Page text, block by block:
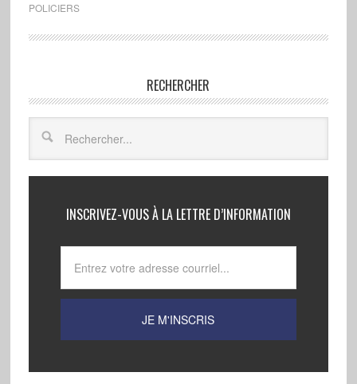
POLICIERS
RECHERCHER
INSCRIVEZ-VOUS À LA LETTRE D’INFORMATION